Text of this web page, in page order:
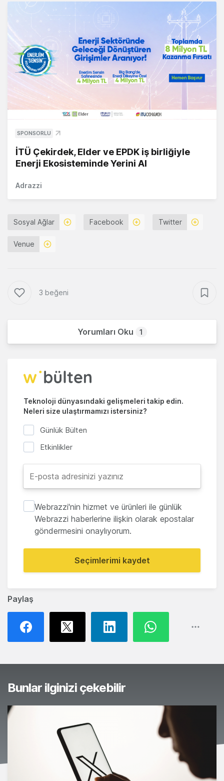
Paylaş
SPONSORLU
İTÜ Çekirdek, Elder ve EPDK iş birliğiyle
Enerji Ekosisteminde Yerini Al
Adrazzi
Sosyal Ağlar Facebook Twitter
Venue
3 beğeni
Yorumları Oku 1
Teknoloji dünyasındaki gelişmeleri takip edin.
Neleri size ulaştırmamızı istersiniz?
Günlük Bülten
Etkinlikler
Webrazzi'nin hizmet ve ürünleri ile günlük
Webrazzi haberlerine ilişkin olarak epostalar
göndermesini onaylıyorum.
Seçimlerimi kaydet
Bunlar ilginizi çekebilir